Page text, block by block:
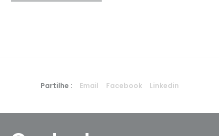
Partilhe : Email Facebook Linkedin